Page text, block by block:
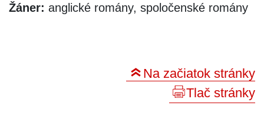
Žáner: anglické romány, spoločenské romány
Na začiatok stránky
Tlač stránky